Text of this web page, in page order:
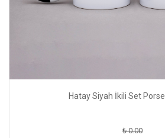
Hatay Siyah İkili Set
₺ 0.00